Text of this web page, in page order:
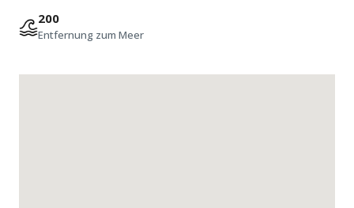
200
Entfernung zum Meer